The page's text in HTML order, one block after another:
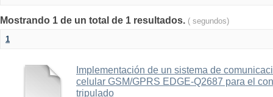
Mostrando 1 de un total de 1 resultados. ( segundos)
1
Implementación de un sistema de
celular GSM/GPRS EDGE-Q2687 para el
tripulado